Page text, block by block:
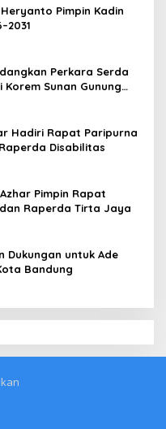
Pimpin Kadin
Perkara Serda
Korem Sunan Gunung
Hadiri Rapat Paripurna
Raperda Disabilitas
Pimpin Rapat
dan Raperda Tirta Jaya
Dukungan untuk Ade
Bandung